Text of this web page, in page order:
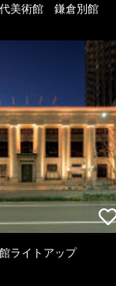
美術館 鎌倉別館
ライトアップ